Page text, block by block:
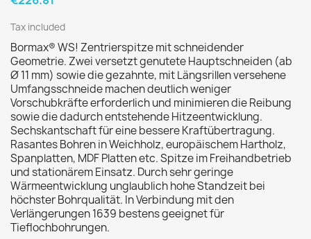
Tax included
Bormax® WS! Zentrierspitze mit schneidender
Geometrie. Zwei versetzt genutete Hauptschneiden (ab
Ø 11 mm) sowie die gezahnte, mit Längsrillen versehene
Umfangsschneide machen deutlich weniger
Vorschubkräfte erforderlich und minimieren die Reibung
sowie die dadurch entstehende Hitzeentwicklung.
Sechskantschaft für eine bessere Kraftübertragung.
Rasantes Bohren in Weichholz, europäischem Hartholz,
Spanplatten, MDF Platten etc. Spitze im Freihandbetrieb
und stationärem Einsatz. Durch sehr geringe
Wärmeentwicklung unglaublich hohe Standzeit bei
höchster Bohrqualität. In Verbindung mit den
Verlängerungen 1639 bestens geeignet für
Tieflochbohrungen.